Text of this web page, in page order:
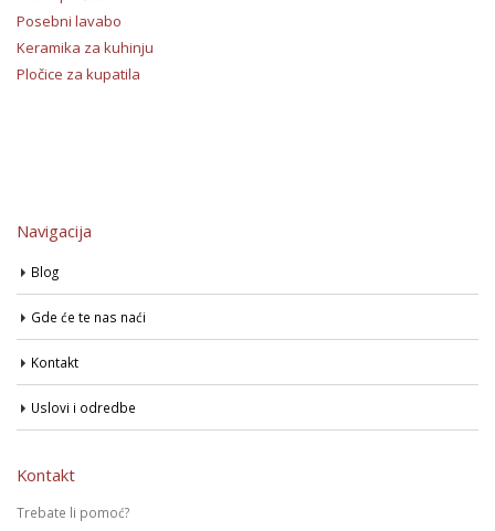
Posebni lavabo
Keramika za kuhinju
Pločice za kupatila
Navigacija
Blog
Gde će te nas naći
Kontakt
Uslovi i odredbe
Kontakt
Trebate li pomoć?